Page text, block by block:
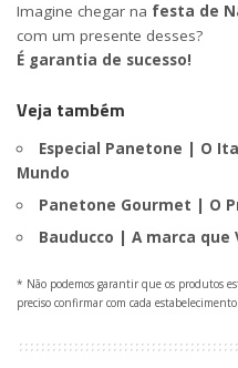
Imagine chegar na festa de
com um presente desses?
É garantia de sucesso!
Veja também
Especial Panetone | O
Mundo
Panetone Gourmet | O
Bauducco | A marca
* Não podemos garantir que os produtos
preciso confirmar com cada estabelecimento.